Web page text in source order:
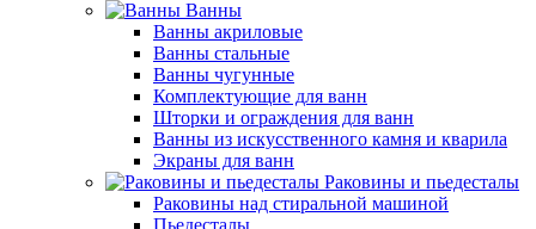
Ванны
Ванны акриловые
Ванны стальные
Ванны чугунные
Комплектующие для ванн
Шторки и ограждения для ванн
Ванны из искусственного камня и кварила
Экраны для ванн
Раковины и пьедесталы
Раковины над стиральной машиной
Пьедесталы